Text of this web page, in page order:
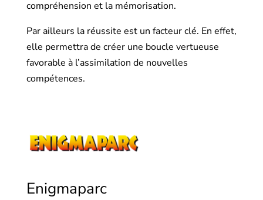
compréhension et la mémorisation.
Par ailleurs la réussite est un facteur clé. En effet,
elle permettra de créer une boucle vertueuse
favorable à l’assimilation de nouvelles
compétences.
Enigmaparc